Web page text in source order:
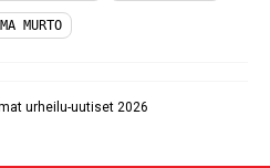
MURTO
urheilu-uutiset 2026